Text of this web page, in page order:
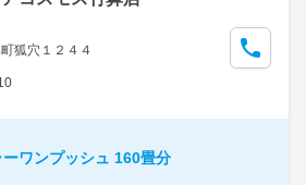
狐穴１２４４
ワンプッシュ 160畳分